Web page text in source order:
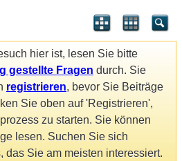
hier ist, lesen Sie bitte
gestellte Fragen durch. Sie
registrieren, bevor Sie Beiträge
Sie oben auf 'Registrieren',
zu starten. Sie können
lesen. Suchen Sie sich
das Sie am meisten interessiert.